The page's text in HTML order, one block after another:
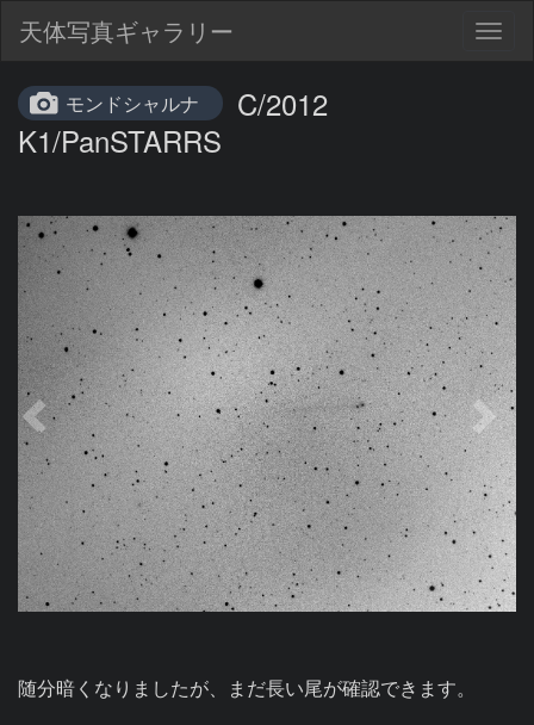
天体写真ギャラリー
モンドシャルナ
C/2012
K1/PanSTARRS
随分暗くなりましたが、まだ長い尾が確認できます。